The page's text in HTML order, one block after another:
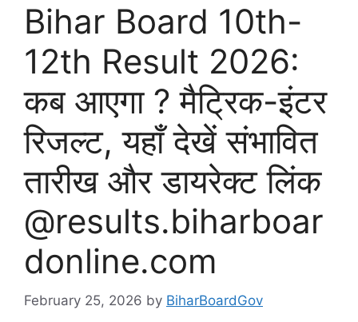
Bihar Board 10th-
12th Result 2026:
कब आएगा ? मैट्रिक-इंटर
रिजल्ट, यहाँ देखें संभावित
तारीख और डायरेक्ट लिंक
@results.biharboar
donline.com
February 25, 2026 by BiharBoardGov